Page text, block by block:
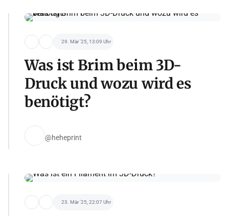
29. Mär '25, 13:09 Uhr
Was ist Brim beim 3D-
Druck und wozu wird es
benötigt?
@heheprint
23. Mär '25, 22:07 Uhr